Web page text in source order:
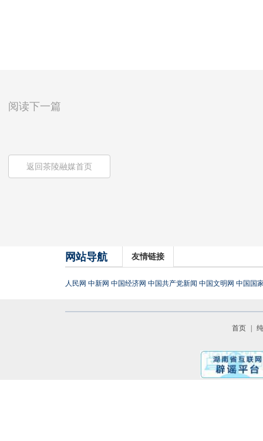
阅读下一篇
返回茶陵融媒首页
网站导航 友情链接
人民网 中新网 中国经济网 中国共产党新闻 中国文明网 中国国
首页